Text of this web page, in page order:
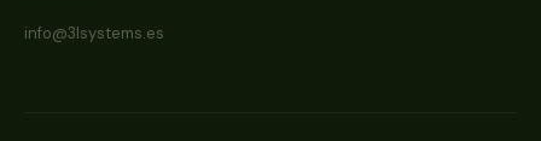
info@3lsystems.es